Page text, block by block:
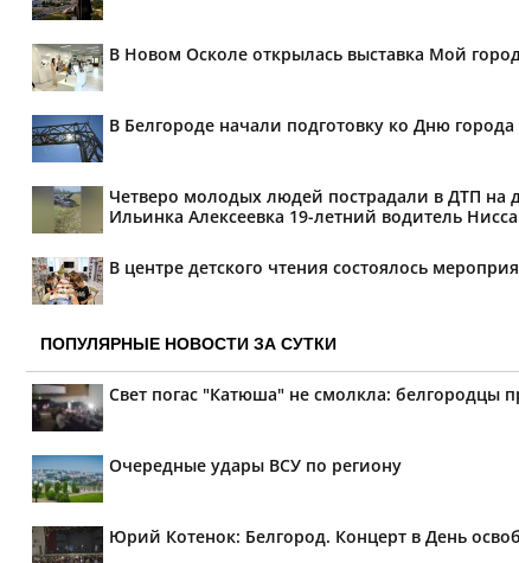
В Новом Осколе открылась выставка Мой
В Белгороде начали подготовку ко Дню города
Четверо молодых людей пострадали в ДТП на
Ильинка Алексеевка 19-летний водитель
В центре детского чтения состоялось
ПОПУЛЯРНЫЕ НОВОСТИ ЗА СУТКИ
Свет погас "Катюша" не смолкла: белгородцы
Очередные удары ВСУ по региону
Юрий Котенок: Белгород. Концерт в День